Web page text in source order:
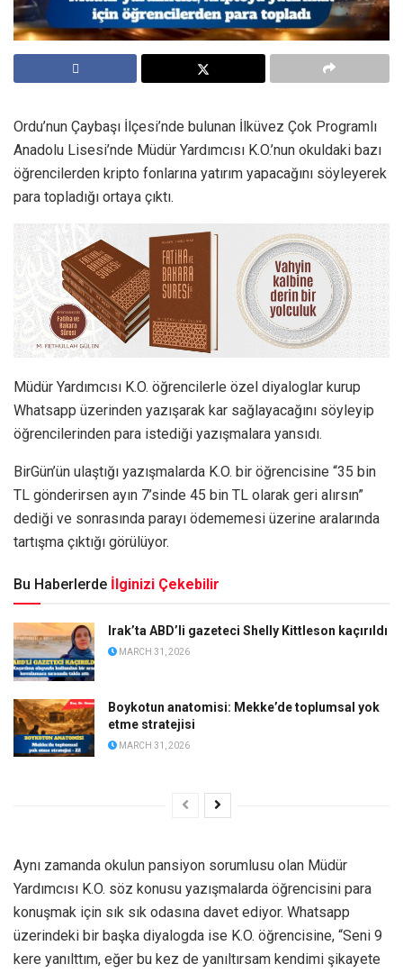
Ordu’nun Çaybaşı İlçesi’nde bulunan İlküvez Çok Programlı
Anadolu Lisesi’nde Müdür Yardımcısı K.O.’nun okuldaki bazı
öğrencilerden kripto fonlarına yatırım yapacağını söyleyerek
para topladığı ortaya çıktı.
Müdür Yardımcısı K.O. öğrencilerle özel diyaloglar kurup
Whatsapp üzerinden yazışarak kar sağlayacağını söyleyip
öğrencilerinden para istediği yazışmalara yansıdı.
BirGün’ün ulaştığı yazışmalarda K.O. bir öğrencisine “35 bin
TL gönderirsen ayın 7’sinde 45 bin TL olarak geri alırsın”
dediği ve sonrasında parayı ödememesi üzerine aralarında
tartışma çıktığı görülüyor.
Bu Haberlerde İlginizi Çekebilir
Irak’ta ABD’li gazeteci Shelly Kittleson kaçırıldı
MARCH 31, 2026
Boykotun anatomisi: Mekke’de toplumsal yok
etme stratejisi
MARCH 31, 2026
Aynı zamanda okulun pansiyon sorumlusu olan Müdür
Yardımcısı K.O. söz konusu yazışmalarda öğrencisini para
konuşmak için sık sık odasına davet ediyor. Whatsapp
üzerindeki bir başka diyalogda ise K.O. öğrencisine, “Seni 9
kere yanılttım, eğer bu kez de yanıltırsam kendimi şikayete